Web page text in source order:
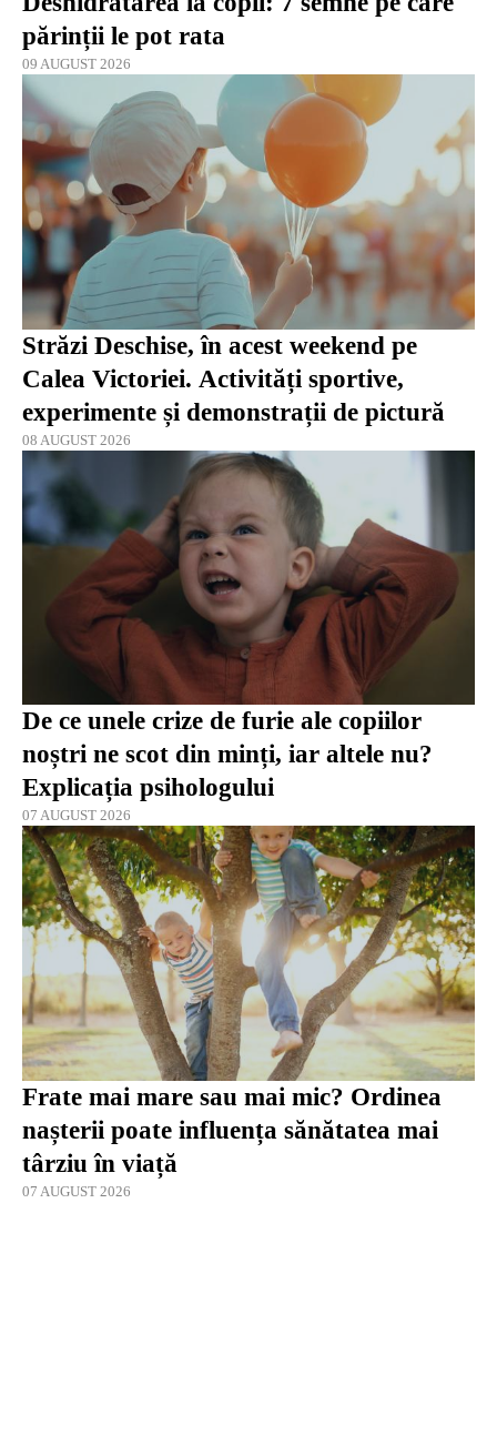
părinții le pot rata
09 AUGUST 2026
Străzi Deschise, în acest weekend pe
Calea Victoriei. Activități sportive,
experimente și demonstrații de pictură
08 AUGUST 2026
De ce unele crize de furie ale copiilor
noștri ne scot din minți, iar altele nu?
Explicația psihologului
07 AUGUST 2026
Frate mai mare sau mai mic? Ordinea
nașterii poate influența sănătatea mai
târziu în viață
07 AUGUST 2026